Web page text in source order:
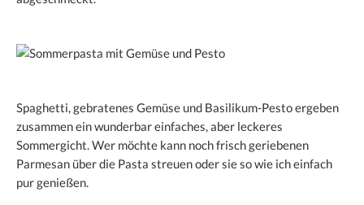
Spaghetti, gebratenes Gemüse und Basilikum-Pesto ergeben
zusammen ein wunderbar einfaches, aber leckeres
Sommergicht. Wer möchte kann noch frisch geriebenen
Parmesan über die Pasta streuen oder sie so wie ich einfach
pur genießen.